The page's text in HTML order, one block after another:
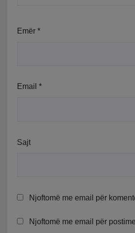
Emër *
Email *
Sajt
Njoftomë me email për
Njoftomë me email për